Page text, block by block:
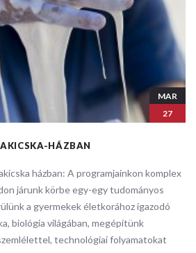
MAR
27
HÁZBAN
házban: ​A programjainkon komplex
járunk körbe egy-egy tudományos
a gyermekek életkorához igazodó
biológia világában, megépítünk
technológiai folyamatokat